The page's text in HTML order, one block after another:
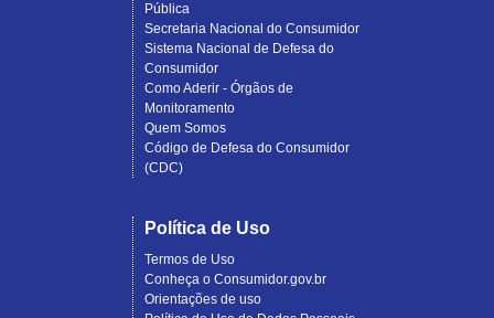
Pública
Secretaria Nacional do Consumidor
Sistema Nacional de Defesa do
Consumidor
Como Aderir - Órgãos de
Monitoramento
Quem Somos
Código de Defesa do Consumidor
(CDC)
Política de Uso
Termos de Uso
Conheça o Consumidor.gov.br
Orientações de uso